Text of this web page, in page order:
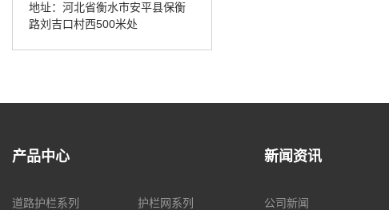
地址：河北省衡水市安平县保衡
路刘吉口村西500米处
产品中心
道路护栏系列
护栏网系列
新闻资讯
公司新闻